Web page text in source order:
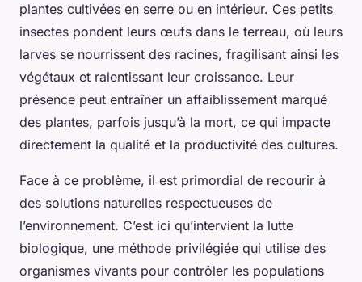
plantes cultivées en serre ou en intérieur. Ces petits
insectes pondent leurs œufs dans le terreau, où leurs
larves se nourrissent des racines, fragilisant ainsi les
végétaux et ralentissant leur croissance. Leur
présence peut entraîner un affaiblissement marqué
des plantes, parfois jusqu’à la mort, ce qui impacte
directement la qualité et la productivité des cultures.
Face à ce problème, il est primordial de recourir à
des solutions naturelles respectueuses de
l’environnement. C’est ici qu’intervient la lutte
biologique, une méthode privilégiée qui utilise des
organismes vivants pour contrôler les populations